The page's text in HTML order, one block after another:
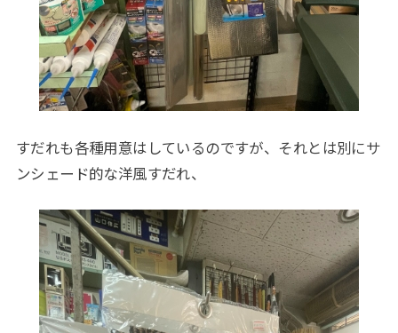
すだれも各種用意はしているのですが、それとは別にサ
ンシェード的な洋風すだれ、